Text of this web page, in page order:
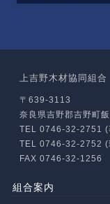
上吉野木材協同組合
〒639-3113
奈良県吉野郡吉野町
TEL 0746-32-2751 (
TEL 0746-32-2752 (
FAX 0746-32-1256
組合案内